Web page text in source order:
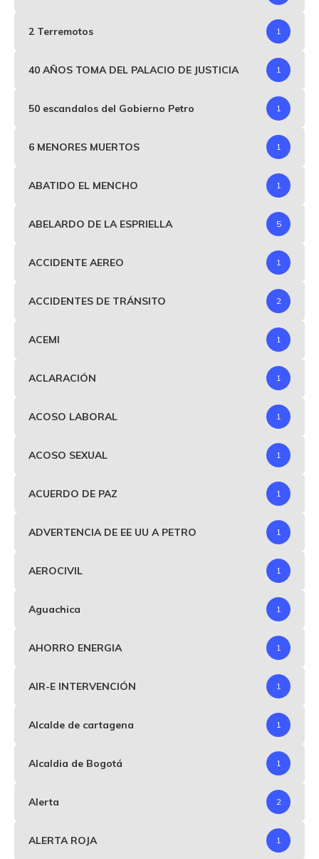
2 Terremotos 1
40 AÑOS TOMA DEL PALACIO DE JUSTICIA 1
50 escandalos del Gobierno Petro 1
6 MENORES MUERTOS 1
ABATIDO EL MENCHO 1
ABELARDO DE LA ESPRIELLA 5
ACCIDENTE AEREO 1
ACCIDENTES DE TRÁNSITO 2
ACEMI 1
ACLARACIÓN 1
ACOSO LABORAL 1
ACOSO SEXUAL 1
ACUERDO DE PAZ 1
ADVERTENCIA DE EE UU A PETRO 1
AEROCIVIL 1
Aguachica 1
AHORRO ENERGIA 1
AIR-E INTERVENCIÓN 1
Alcalde de cartagena 1
Alcaldia de Bogotá 1
Alerta 2
ALERTA ROJA 1